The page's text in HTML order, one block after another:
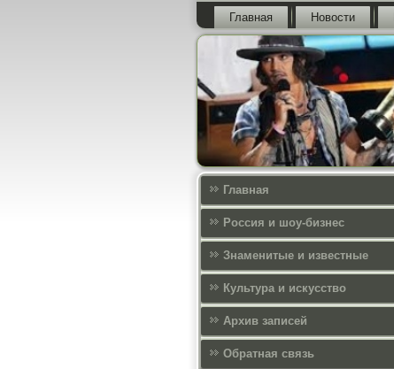
Главная Новости
Главная
Россия и шоу-бизнес
Знаменитые и известные
Культура и искусcтво
Архив записей
Обратная связь